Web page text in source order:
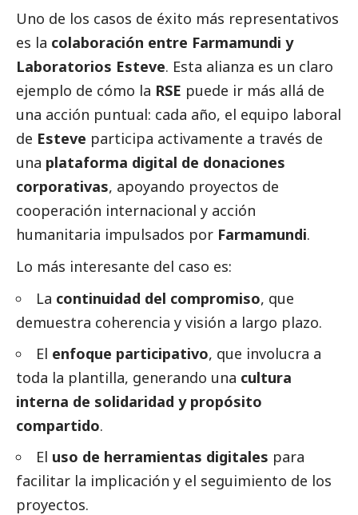
Uno de los casos de éxito más representativos
es la colaboración entre Farmamundi y
Laboratorios Esteve. Esta alianza es un claro
ejemplo de cómo la RSE puede ir más allá de
una acción puntual: cada año, el equipo laboral
de Esteve participa activamente a través de
una plataforma digital de donaciones
corporativas, apoyando proyectos de
cooperación internacional y acción
humanitaria impulsados por Farmamundi.
Lo más interesante del caso es:
La continuidad del compromiso, que
demuestra coherencia y visión a largo plazo.
El enfoque participativo, que involucra a
toda la plantilla, generando una cultura
interna de solidaridad y propósito
compartido.
El uso de herramientas digitales para
facilitar la implicación y el seguimiento de los
proyectos.